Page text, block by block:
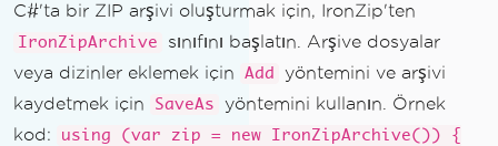
C#'ta bir ZIP arşivi oluşturmak için, IronZip'ten
IronZipArchive
sınıfını başlatın. Arşive dosyalar
veya dizinler eklemek için
Add
yöntemini ve arşivi
kaydetmek için
SaveAs
yöntemini kullanın. Örnek
kod:
using (var zip = new IronZipArchive()) {